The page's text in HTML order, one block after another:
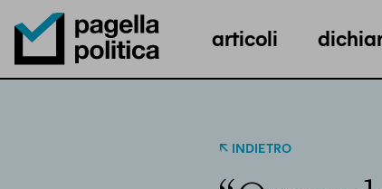
Pagella Politica Logo
articoli
INDIETRO